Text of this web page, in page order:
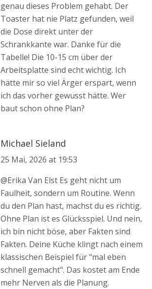
genau dieses Problem gehabt. Der
Toaster hat nie Platz gefunden, weil
die Dose direkt unter der
Schrankkante war. Danke für die
Tabelle! Die 10-15 cm über der
Arbeitsplatte sind echt wichtig. Ich
hätte mir so viel Ärger erspart, wenn
ich das vorher gewusst hätte. Wer
baut schon ohne Plan?
Michael Sieland
25 Mai, 2026 at 19:53
@Erika Van Elst Es geht nicht um
Faulheit, sondern um Routine. Wenn
du den Plan hast, machst du es richtig.
Ohne Plan ist es Glücksspiel. Und nein,
ich bin nicht böse, aber Fakten sind
Fakten. Deine Küche klingt nach einem
klassischen Beispiel für "mal eben
schnell gemacht". Das kostet am Ende
mehr Nerven als die Planung.